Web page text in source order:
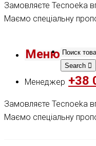
Замовляєте Tecnoeka
Маємо спеціальну
Меню
Search
Менеджер +38
Замовляєте Tecnoeka
Маємо спеціальну